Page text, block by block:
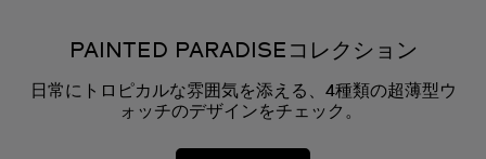
PAINTED PARADISEコレクション
日常にトロピカルな雰囲気を添える、4種類の超薄型ウ
ォッチのデザインをチェック。